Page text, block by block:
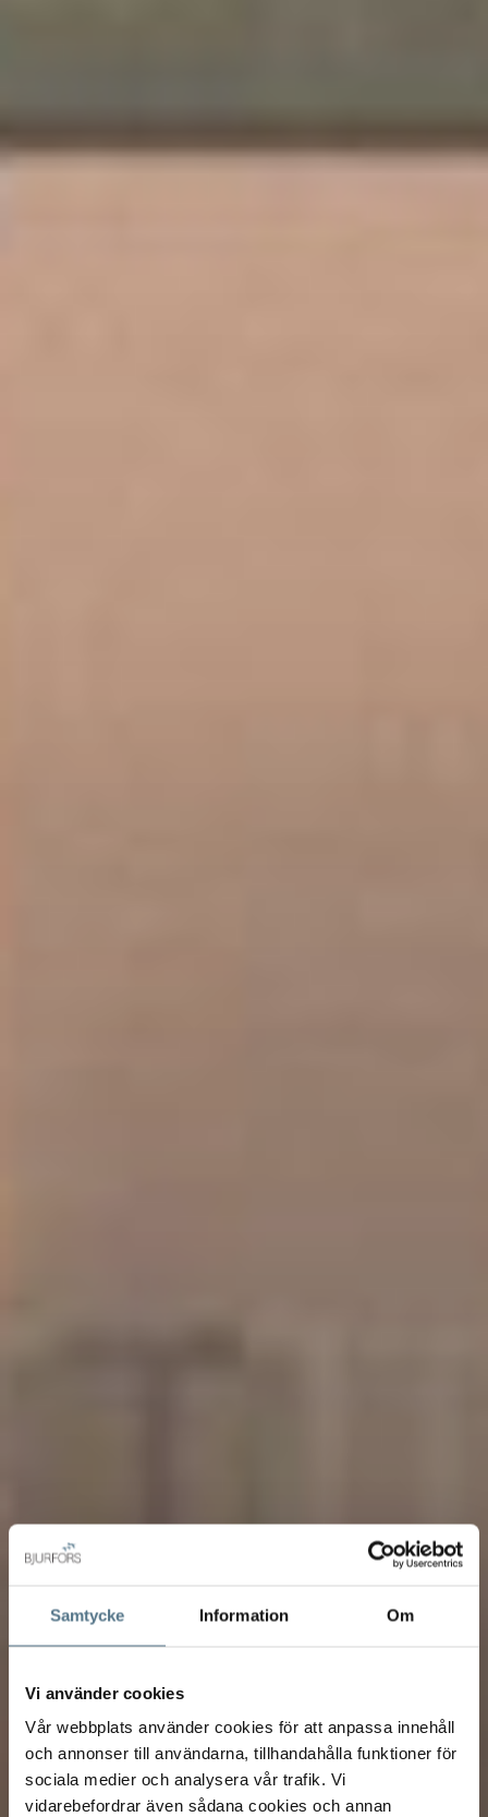
Samtycke Information Om
Vi använder cookies
Vår webbplats använder cookies för att anpassa innehåll
och annonser till användarna, tillhandahålla funktioner för
sociala medier och analysera vår trafik. Vi
vidarebefordrar även sådana cookies och annan